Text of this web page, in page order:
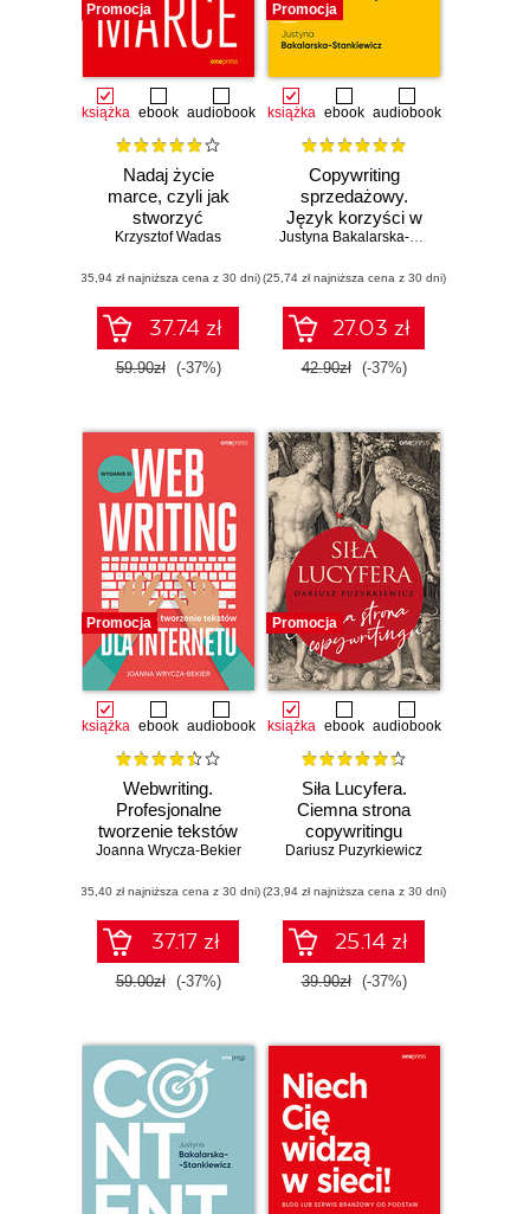
Promocja
książka ebook audiobook
Nadaj życie
marce, czyli jak
stworzyć
skuteczną
Krzysztof Wadas
(35,94 zł najniższa cena z 30 dni)
37.74 zł
59.90zł (-37%)
Promocja
książka ebook audiobook
Copywriting
sprzedażowy.
Język korzyści w
praktyce
Justyna Bakalarska-Stankiewicz
(25,74 zł najniższa cena z 30 dni)
27.03 zł
42.90zł (-37%)
Promocja
książka ebook audiobook
Webwriting.
Profesjonalne
tworzenie tekstów
dla Internetu.
Joanna Wrycza-Bekier
(35,40 zł najniższa cena z 30 dni)
37.17 zł
59.00zł (-37%)
Promocja
książka ebook audiobook
Siła Lucyfera.
Ciemna strona
copywritingu
Dariusz Puzyrkiewicz
(23,94 zł najniższa cena z 30 dni)
25.14 zł
39.90zł (-37%)